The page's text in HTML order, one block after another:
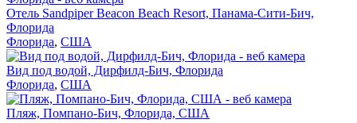
Отель Sandpiper Beacon Beach Resort, Панама-Сити-Бич,
Флорида
Флорида, США
Вид под водой, Дирфилд-Бич, Флорида
Флорида, США
Пляж, Помпано-Бич, Флорида, США